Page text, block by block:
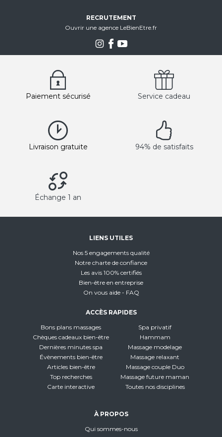
RECRUTEMENT
Ouvrir une agence LeBienEtre.fr
Paiement sécurisé Service cadeau
Livraison gratuite 94% de satisfaits
Échange 1 an
LIENS UTILES
Nos 5 engagements qualité
Notre charte de confiance
Les avis 100% certifiés
Bien-être en entreprise
On vous aide - FAQ
ACCÈS RAPIDES
Bons plans massages
Chèques cadeaux bien-être
Dernières minutes spa
Évènements bien-être
Articles bien-être
Top recherches
Carte interactive
Spa privatif
Hammam
Massage modelage
Massage relaxant
Massage couple Duo
Massage future maman
Toutes nos disciplines
À PROPOS
Qui sommes-nous